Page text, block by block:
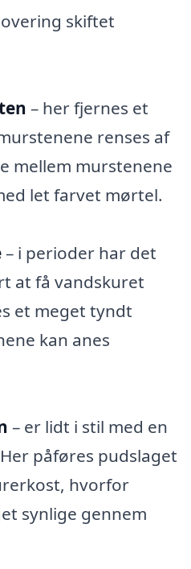
skiftet
– her fjernes et
renses af
mellem murstenene
let farvet mørtel.
– i perioder har det
at få vandskuret
et meget tyndt
kan anes
– er lidt i stil med en
påføres pudslaget
hvorfor
synlige gennem